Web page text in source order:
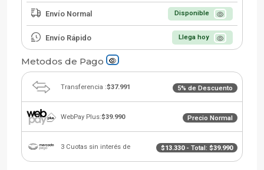
Envío Normal Disponible
Envío Rápido Llega hoy
Metodos de Pago
Transferencia :$37.991 5% de Descuento
WebPay Plus:$39.990 Precio Normal
3 Cuotas sin interés de $13.330- Total: $39.990